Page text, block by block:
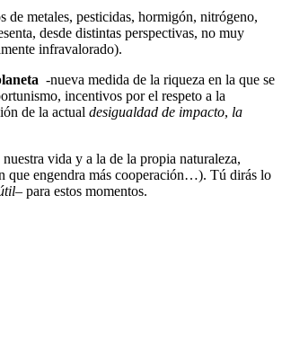
de metales, pesticidas, hormigón, nitrógeno,
desde distintas perspectivas, no muy
infravalorado).
-nueva medida de la riqueza en la que se
incentivos por el respeto a la
de la actual desigualdad de impacto, la
vida y a la de la propia naturaleza,
que engendra más cooperación…). Tú dirás lo
– para estos momentos.